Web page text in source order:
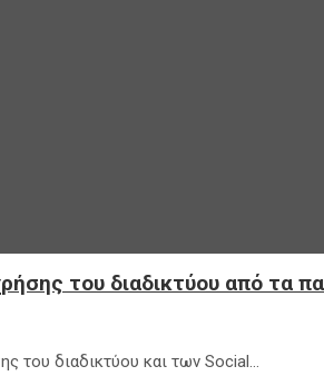
του διαδικτύου από τα
του διαδικτύου και των Social…